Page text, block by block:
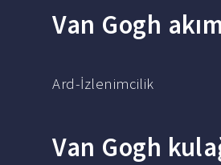
Van Gogh
Ard-İzlenimcilik
Van Gogh